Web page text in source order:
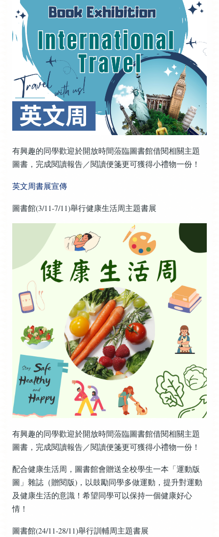
有興趣的同學歡迎於開放時間蒞臨圖書館借閱相關主題
圖書，完成閱讀報告／閱讀便箋更可獲得小禮物一份！
英文周書展宣傳
圖書館(3/11-7/11)舉行健康生活周主題書展
有興趣的同學歡迎於開放時間蒞臨圖書館借閱相關主題
圖書，完成閱讀報告／閱讀便箋更可獲得小禮物一份！
配合健康生活周，圖書館會贈送全校學生一本「運動版
圖」雜誌（贈閱版)，以鼓勵同學多做運動，提升對運動
及健康生活的意識！希望同學可以保持一個健康好心
情！
圖書館(24/11-28/11)舉行訓輔周主題書展